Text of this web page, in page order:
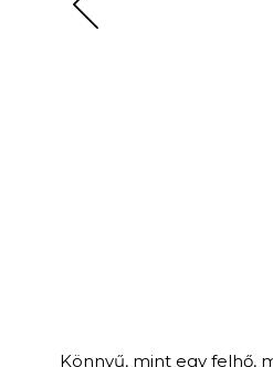
Könnyű, mint egy felhő,